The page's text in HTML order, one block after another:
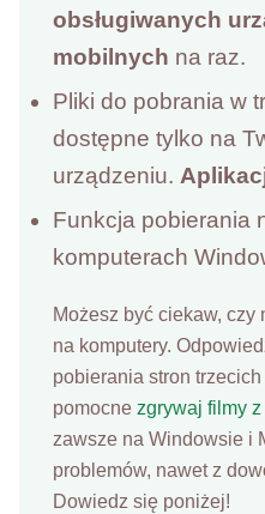
obsługiwanych
mobilnych na raz.
Pliki do pobrania w
dostępne tylko na
urządzeniu.
Funkcja pobierania
komputerach
Możesz być ciekaw,
na komputery.
pobierania stron
pomocnezgrywaj filmy
zawsze na Windowsie i
problemów, nawet z
Dowiedz się poniżej!